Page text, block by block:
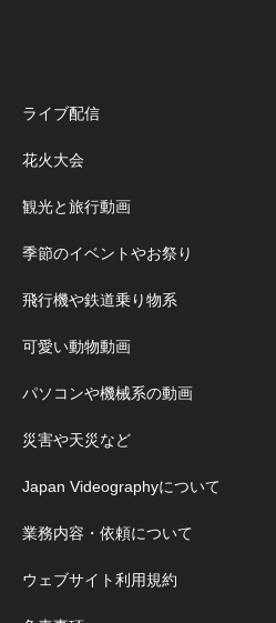
ライブ配信
花火大会
観光と旅行動画
季節のイベントやお祭り
飛行機や鉄道乗り物系
可愛い動物動画
パソコンや機械系の動画
災害や天災など
Japan Videographyについて
業務内容・依頼について
ウェブサイト利用規約